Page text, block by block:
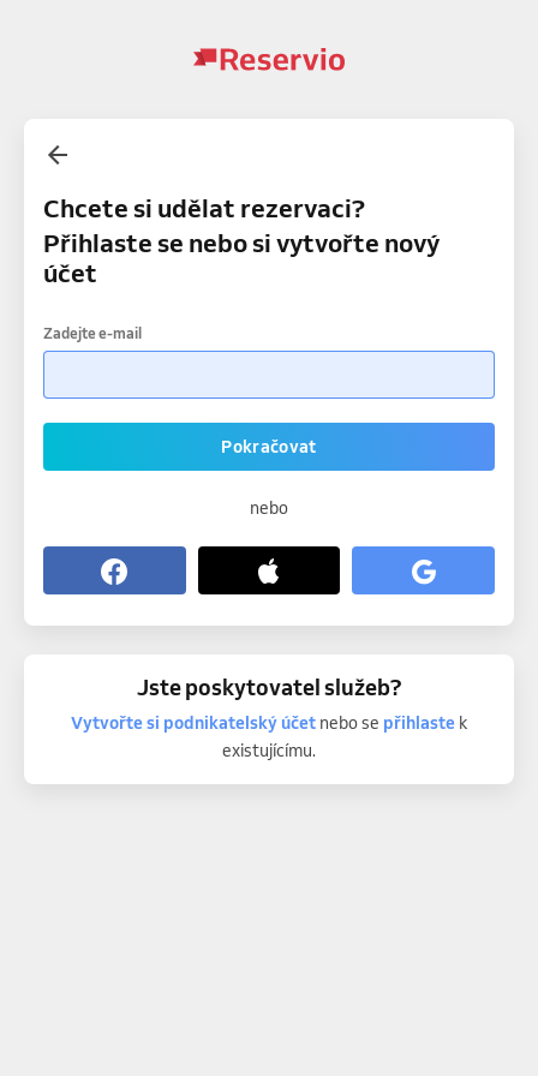
Chcete si udělat rezervaci?
Přihlaste se nebo si vytvořte nový
účet
Zadejte e-mail
Pokračovat
nebo
Jste poskytovatel služeb?
Vytvořte si podnikatelský účetnebo se přihlastek
existujícímu.